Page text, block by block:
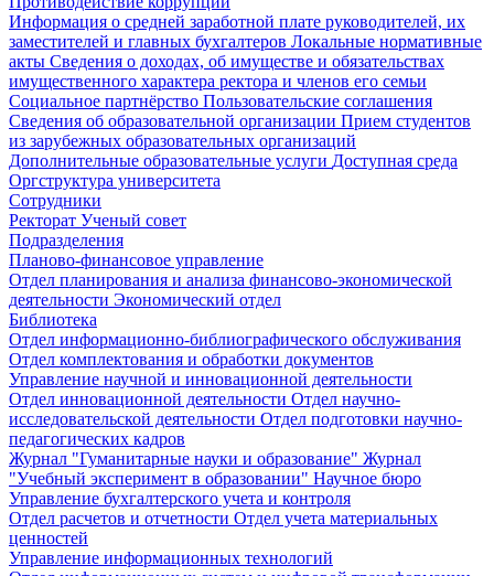
Информация о средней заработной плате руководителей, их
заместителей и главных бухгалтеров Локальные нормативные
акты Сведения о доходах, об имуществе и обязательствах
имущественного характера ректора и членов его семьи
Социальное партнёрство Пользовательские соглашения
Сведения об образовательной организации Прием студентов
из зарубежных образовательных организаций
Дополнительные образовательные услуги Доступная среда
Оргструктура университета
Сотрудники
Ректорат Ученый совет
Подразделения
Планово-финансовое управление
Отдел планирования и анализа финансово-экономической
деятельности Экономический отдел
Библиотека
Отдел информационно-библиографического обслуживания
Отдел комплектования и обработки документов
Управление научной и инновационной деятельности
Отдел инновационной деятельности Отдел научно-
исследовательской деятельности Отдел подготовки научно-
педагогических кадров
Журнал "Гуманитарные науки и образование" Журнал
"Учебный эксперимент в образовании" Научное бюро
Управление бухгалтерского учета и контроля
Отдел расчетов и отчетности Отдел учета материальных
ценностей
Управление информационных технологий